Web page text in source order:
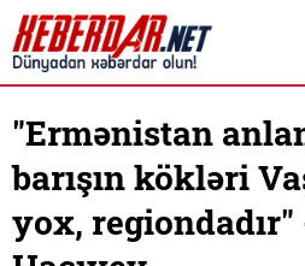
"Ermənistan
barışın kökləri
yox,